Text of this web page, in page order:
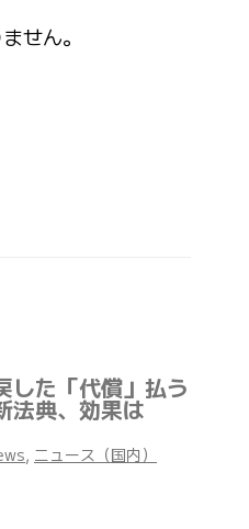
せん。
した「代償」払う
典、効果は
, ニュース（国内）